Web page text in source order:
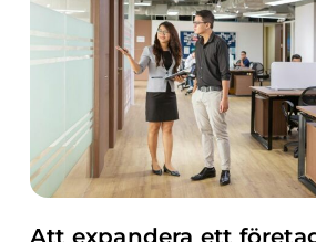
Att expandera ett